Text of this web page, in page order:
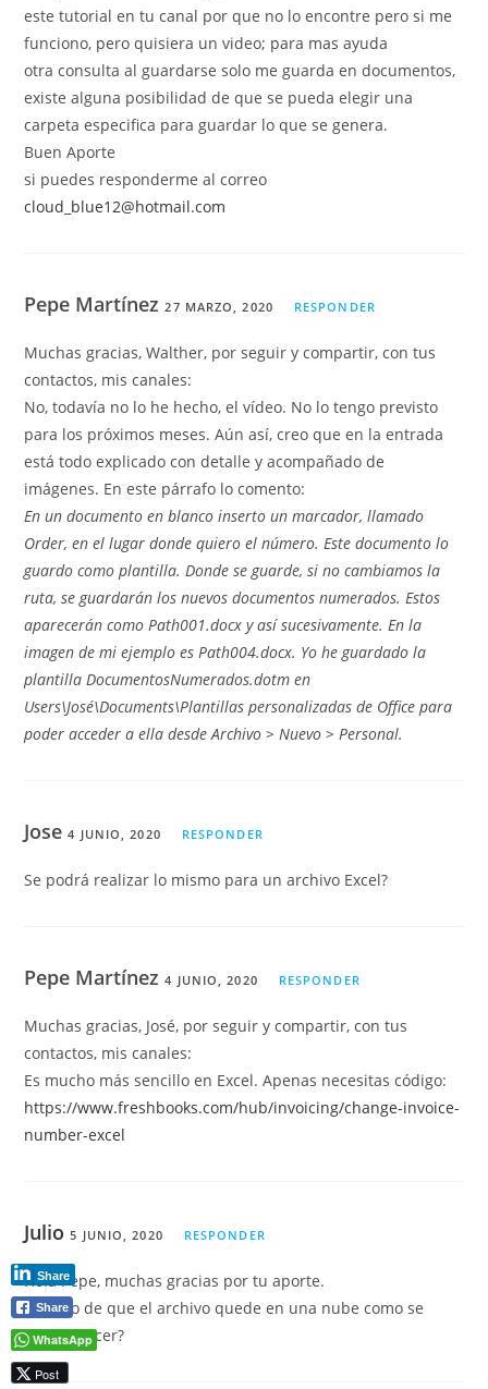
este tutorial en tu canal por que no lo encontre pero si me
funciono, pero quisiera un video; para mas ayuda
otra consulta al guardarse solo me guarda en documentos,
existe alguna posibilidad de que se pueda elegir una
carpeta especifica para guardar lo que se genera.
Buen Aporte
si puedes responderme al correo
cloud_blue12@hotmail.com
Pepe Martínez27 MARZO, 2020 RESPONDER
Muchas gracias, Walther, por seguir y compartir, con tus
contactos, mis canales:
No, todavía no lo he hecho, el vídeo. No lo tengo previsto
para los próximos meses. Aún así, creo que en la entrada
está todo explicado con detalle y acompañado de
imágenes. En este párrafo lo comento:
En un documento en blanco inserto un marcador, llamado
Order, en el lugar donde quiero el número. Este documento lo
guardo como plantilla. Donde se guarde, si no cambiamos la
ruta, se guardarán los nuevos documentos numerados. Estos
aparecerán como Path001.docx y así sucesivamente. En la
imagen de mi ejemplo es Path004.docx. Yo he guardado la
plantilla DocumentosNumerados.dotm en
Users\José\Documents\Plantillas personalizadas de Office para
poder acceder a ella desde Archivo > Nuevo > Personal.
Jose4 JUNIO, 2020 RESPONDER
Se podrá realizar lo mismo para un archivo Excel?
Pepe Martínez4 JUNIO, 2020 RESPONDER
Muchas gracias, José, por seguir y compartir, con tus
contactos, mis canales:
Es mucho más sencillo en Excel. Apenas necesitas código:
https://www.freshbooks.com/hub/invoicing/change-invoice-
number-excel
Julio 5 JUNIO, 2020 RESPONDER
Hola Pepe, muchas gracias por tu aporte.
En caso de que el archivo quede en una nube como se
podria hacer?
Share
Share
WhatsApp
Post